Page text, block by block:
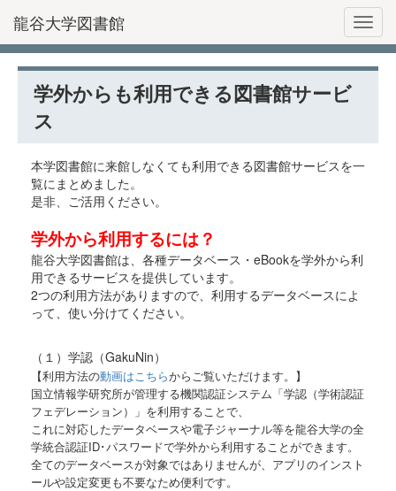
龍谷大学図書館
学外からも利用できる図書館サービ
ス
本学図書館に来館しなくても利用できる図書館サービスを一
覧にまとめました。
是非、ご活用ください。
学外から利用するには？
龍谷大学図書館は、各種データベース・eBookを学外から利
用できるサービスを提供しています。
2つの利用方法がありますので、利用するデータベースによ
って、使い分けてください。
（１）学認（GakuNin）
【利用方法の動画はこちらからご覧いただけます。】
国立情報学研究所が管理する機関認証システム「学認（学術認証
フェデレーション）」を利用することで、
これに対応したデータベースや電子ジャーナル等を龍谷大学の全
学統合認証ID･パスワードで学外から利用することができます。
全てのデータベースが対象ではありませんが、アプリのインスト
ールや設定変更も不要なため便利です。